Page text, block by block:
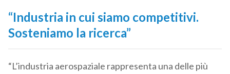
“Industria in cui siamo competitivi.
Sosteniamo la ricerca”
“L’industria aerospaziale rappresenta una delle più